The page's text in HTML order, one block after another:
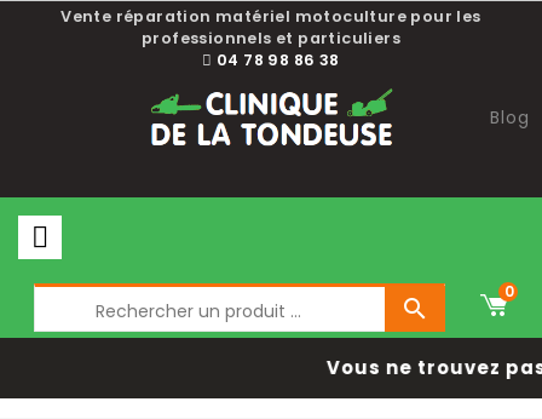
Vente réparation matériel motoculture pour les
professionnels et particuliers
04 78 98 86 38
Blog

0
Vous ne trouvez